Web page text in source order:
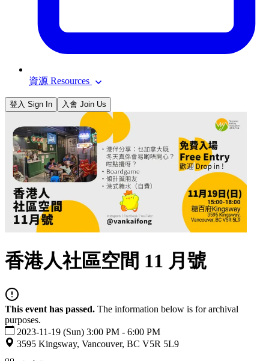
資源 Resources
登入 Sign In 入會 Join Us
香港人社區空間 11 月號
This event has passed. The information below is for archival
purposes.
2023-11-19 (Sun) 3:00 PM - 6:00 PM
3595 Kingsway, Vancouver, BC V5R 5L9